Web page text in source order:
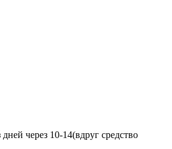
через 10-14(вдруг средство